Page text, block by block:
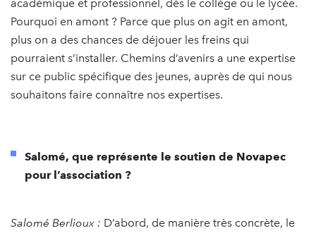
académique et professionnel, dès le collège ou le lycée.
Pourquoi en amont ? Parce que plus on agit en amont,
plus on a des chances de déjouer les freins qui
pourraient s’installer. Chemins d’avenirs a une expertise
sur ce public spécifique des jeunes, auprès de qui nous
souhaitons faire connaître nos expertises.
Salomé, que représente le soutien de Novapec
pour l’association ?
Salomé Berlioux : D’abord, de manière très concrète, le